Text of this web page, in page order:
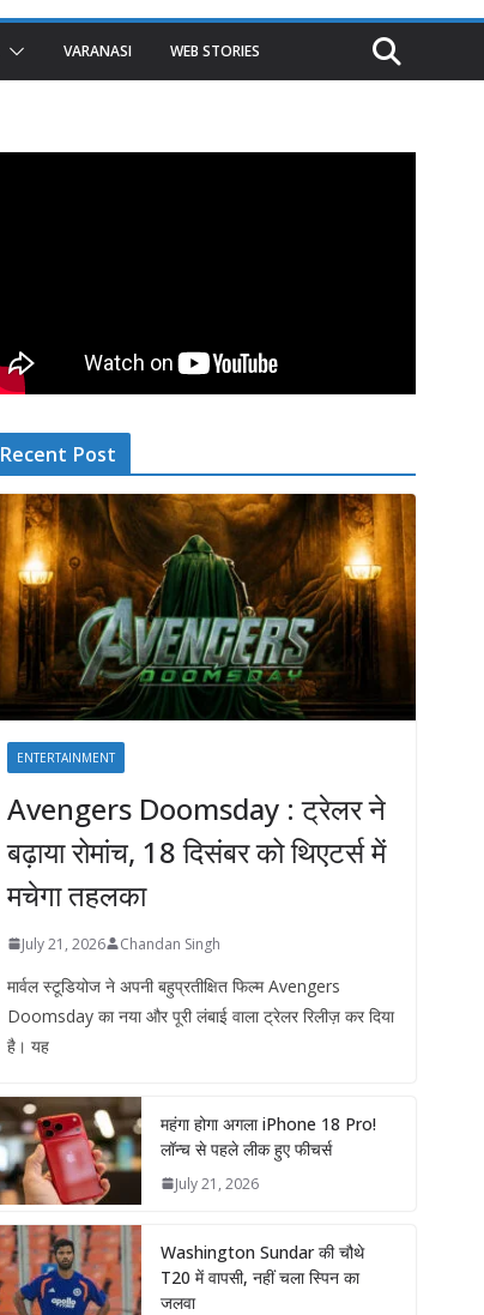
VARANASI WEB STORIES
Recent Post
ENTERTAINMENT
Avengers Doomsday : ट्रेलर ने
बढ़ाया रोमांच, 18 दिसंबर को थिएटर्स में
मचेगा तहलका
July 21, 2026 Chandan Singh
मार्वल स्टूडियोज ने अपनी बहुप्रतीक्षित फिल्म Avengers
Doomsday का नया और पूरी लंबाई वाला ट्रेलर रिलीज़ कर दिया
है। यह
महंगा होगा अगला iPhone 18 Pro!
लॉन्च से पहले लीक हुए फीचर्स
July 21, 2026
Washington Sundar की चौथे
T20 में वापसी, नहीं चला स्पिन का
जलवा